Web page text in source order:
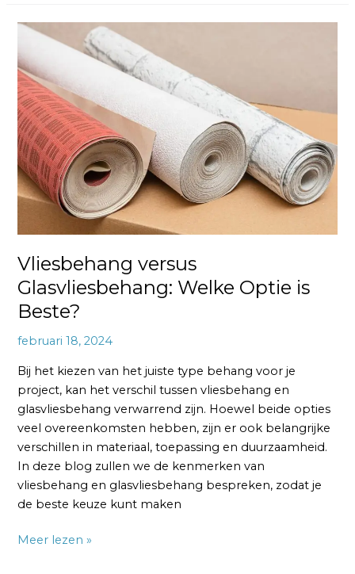
Vliesbehang versus
Glasvliesbehang: Welke Optie is
Beste?
februari 18, 2024
Bij het kiezen van het juiste type behang voor je
project, kan het verschil tussen vliesbehang en
glasvliesbehang verwarrend zijn. Hoewel beide opties
veel overeenkomsten hebben, zijn er ook belangrijke
verschillen in materiaal, toepassing en duurzaamheid.
In deze blog zullen we de kenmerken van
vliesbehang en glasvliesbehang bespreken, zodat je
de beste keuze kunt maken
Vliesbehang
versus
Glasvliesbehang:
Welke
Optie
is
Beste?
Meer lezen »